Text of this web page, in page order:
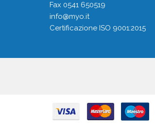
Fax 0541 650519
info@myo.it
Certificazione ISO 9001:2015